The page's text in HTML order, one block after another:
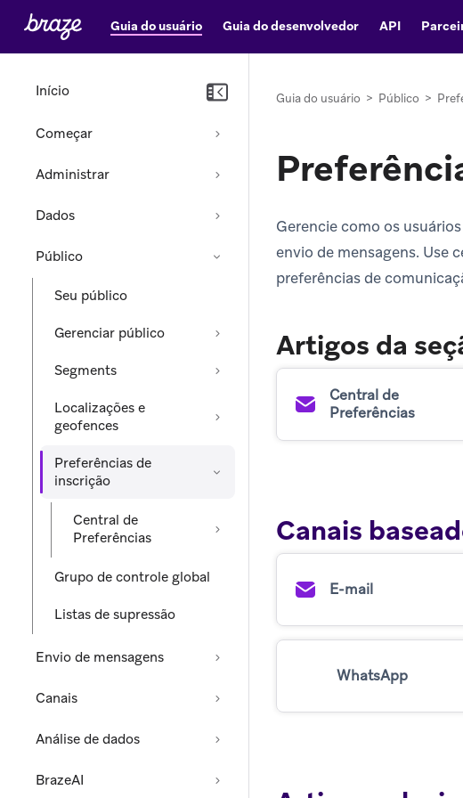
Guia do usuário Guia do desenvolvedor API
Início
Começar
Administrar
Dados
Público
Seu público
Gerenciar público
Segments
Localizações e
geofences
Preferências de
inscrição
Central de
Preferências
Grupo de controle global
Listas de supressão
Envio de mensagens
Canais
Análise de dados
BrazeAI
Guia do usuário > Público >
Gerencie como os
envio de mensagens. Use
preferências de
Artigos da
Central de
Preferências
Canais
E-mail
WhatsApp